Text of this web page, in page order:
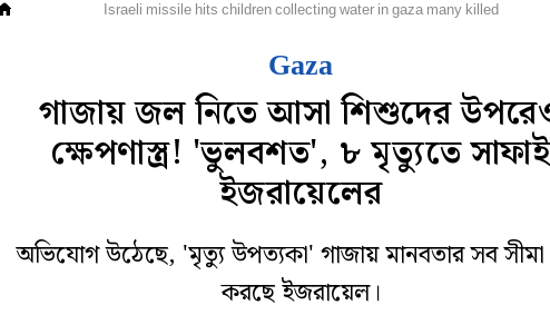
Israeli missile hits children collecting water in gaza many killed
Gaza
গাজায় জল নিতে আসা শিশুদের
ক্ষেপণাস্ত্র! 'ভুলবশত', ৮ মৃত্যুতে সাফাই
ইজরায়েলের
অভিযোগ উঠেছে, 'মৃত্যু উপত্যকা' গাজায় মানবতার সব সীমা
করছে ইজরায়েল।